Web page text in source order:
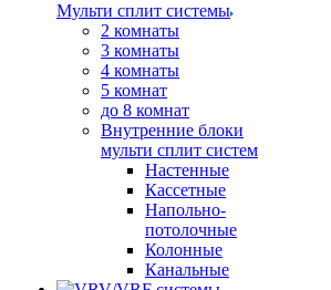
Мульти сплит системы
2 комнаты
3 комнаты
4 комнаты
5 комнат
до 8 комнат
Внутренние блоки
мульти сплит систем
Настенные
Кассетные
Напольно-
потолочные
Колонные
Канальные